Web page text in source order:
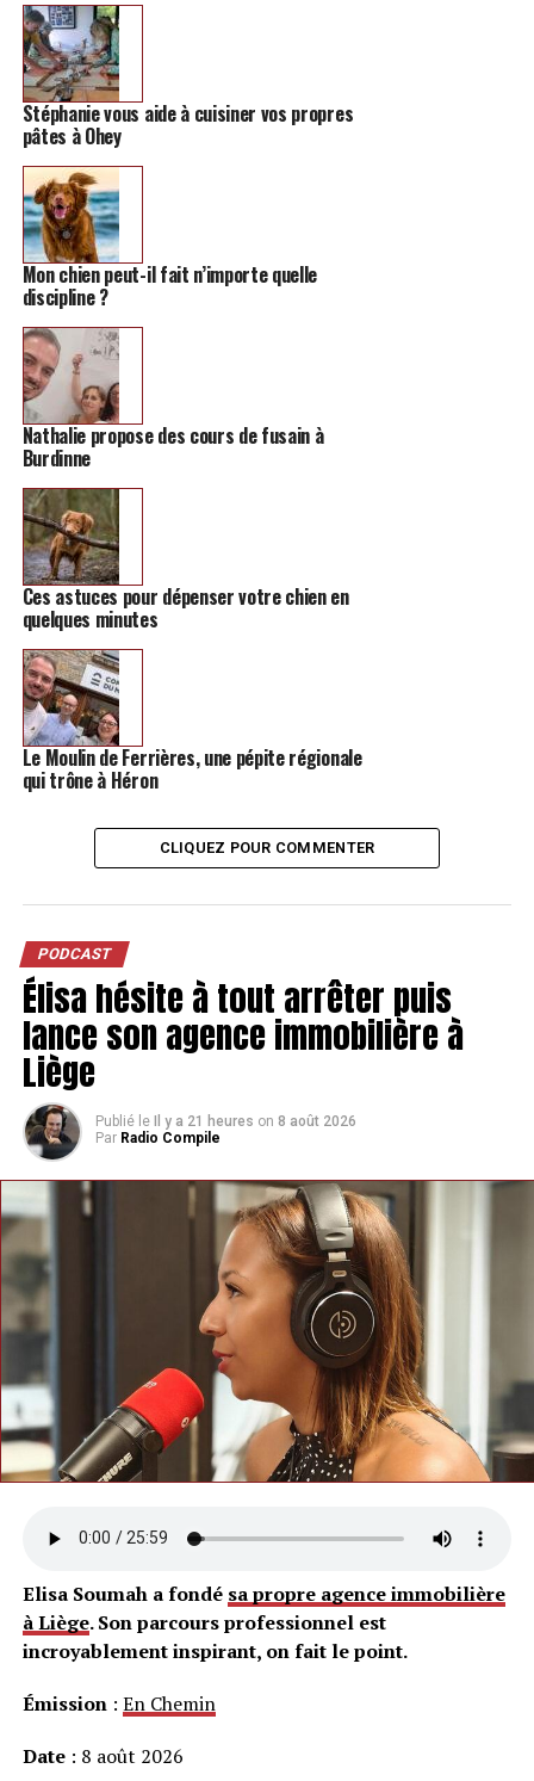
Stéphanie vous aide à cuisiner vos propres
pâtes à Ohey
Mon chien peut-il fait n’importe quelle
discipline ?
Nathalie propose des cours de fusain à
Burdinne
Ces astuces pour dépenser votre chien en
quelques minutes
Le Moulin de Ferrières, une pépite régionale
qui trône à Héron
CLIQUEZ POUR COMMENTER
PODCAST
Élisa hésite à tout arrêter puis
lance son agence immobilière à
Liège
Publié le Il y a 21 heures on 8 août 2026
Par Radio Compile
Elisa Soumah a fondé sa propre agence immobilière
à Liège. Son parcours professionnel est
incroyablement inspirant, on fait le point.
Émission: En Chemin
Date: 8 août 2026